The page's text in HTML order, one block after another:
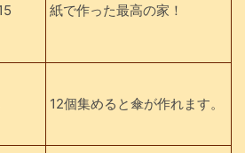
紙で作った最高の家！
12個集めると傘が作れます。